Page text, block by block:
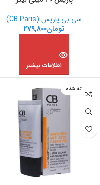
سی بی پاریس (CB Paris)
تومان279,800
اطلاعات بیشتر
فروخته شده